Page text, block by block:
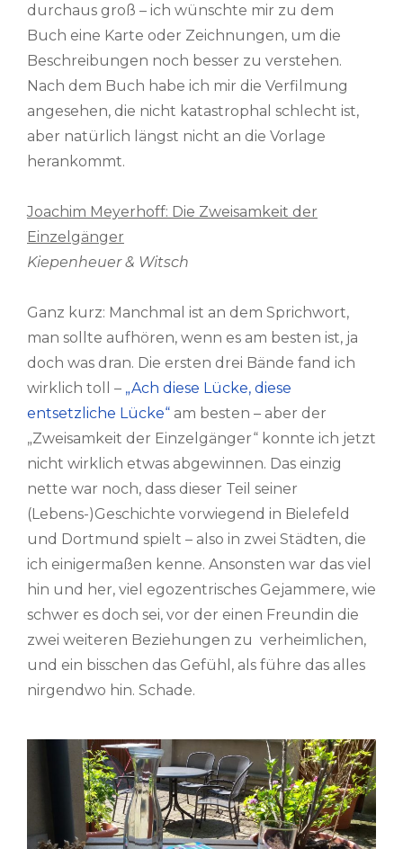
durchaus groß – ich wünschte mir zu dem
Buch eine Karte oder Zeichnungen, um die
Beschreibungen noch besser zu verstehen.
Nach dem Buch habe ich mir die Verfilmung
angesehen, die nicht katastrophal schlecht ist,
aber natürlich längst nicht an die Vorlage
herankommt.
Joachim Meyerhoff: Die Zweisamkeit der
Einzelgänger
Kiepenheuer & Witsch
Ganz kurz: Manchmal ist an dem Sprichwort,
man sollte aufhören, wenn es am besten ist, ja
doch was dran. Die ersten drei Bände fand ich
wirklich toll – „Ach diese Lücke, diese
entsetzliche Lücke“ am besten – aber der
„Zweisamkeit der Einzelgänger“ konnte ich jetzt
nicht wirklich etwas abgewinnen. Das einzig
nette war noch, dass dieser Teil seiner
(Lebens-)Geschichte vorwiegend in Bielefeld
und Dortmund spielt – also in zwei Städten, die
ich einigermaßen kenne. Ansonsten war das viel
hin und her, viel egozentrisches Gejammere, wie
schwer es doch sei, vor der einen Freundin die
zwei weiteren Beziehungen zu verheimlichen,
und ein bisschen das Gefühl, als führe das alles
nirgendwo hin. Schade.